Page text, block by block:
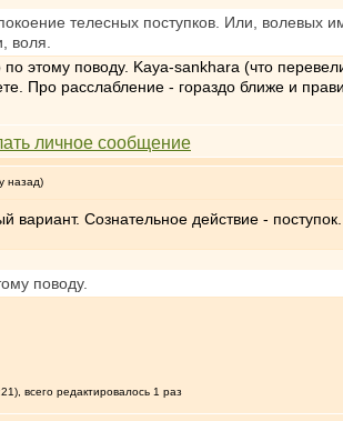
телесных поступков. Или, волевых
воля.
этому поводу. Kaya-sankhara (что
Про расслабление - гораздо ближе и
назад)
Сознательное действие - поступок.
поводу.
всего редактировалось 1 раз